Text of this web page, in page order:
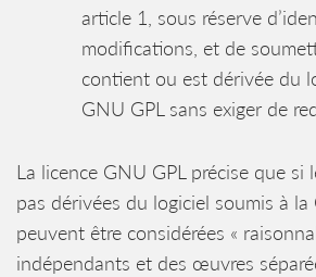
article 1, sous réserve
modifications, et de
contient ou est dérivée du
GNU GPL sans exiger de
La licence GNU GPL précise que
pas dérivées du logiciel soumis à la
peuvent être considérées «
indépendants et des œuvres